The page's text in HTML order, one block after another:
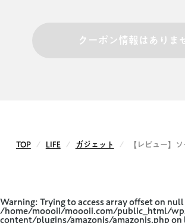
クーポン情報はありま
TOP LIFE ガジェット 【レビュー】
Warning: Trying to access array offset on null
/home/moooii/moooii.com/public_html/
content/plugins/amazonjs/amazonjs.php on